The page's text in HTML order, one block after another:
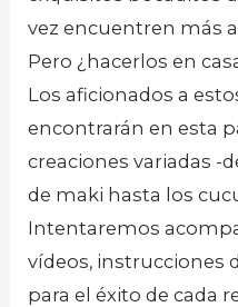
vez encuentren más
Pero ¿hacerlos en
Los aficionados a
encontrarán en esta
creaciones variadas -
de maki hasta los
Intentaremos
vídeos, instrucciones
para el éxito de cada